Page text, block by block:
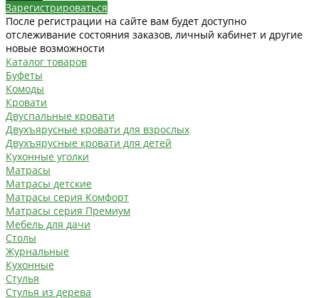
Зарегистрироваться
После регистрации на сайте вам будет доступно
отслеживание состояния заказов, личный кабинет и другие
новые возможности
Каталог товаров
Буфеты
Комоды
Кровати
Двуспальные кровати
Двухъярусные кровати для взрослых
Двухъярусные кровати для детей
Кухонные уголки
Матрасы
Матрасы детские
Матрасы серия Комфорт
Матрасы серия Премиум
Мебель для дачи
Столы
Журнальные
Кухонные
Стулья
Стулья из дерева